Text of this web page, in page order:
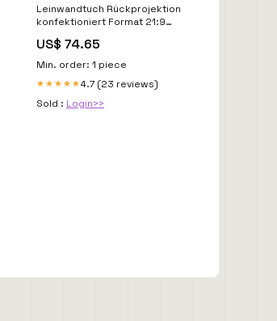
Leinwandtuch Rückprojektion
konfektioniert Format 21:9
Leinwand
US$ 74.65
Min. order: 1 piece
★★★★★4.7 (23 reviews)
Sold : Login>>